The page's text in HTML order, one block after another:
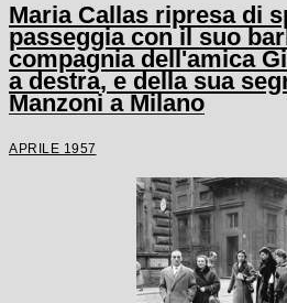
Maria Callas ripresa di
passeggia con il suo
compagnia dell'amica
a destra, e della sua
Manzoni a Milano
APRILE 1957